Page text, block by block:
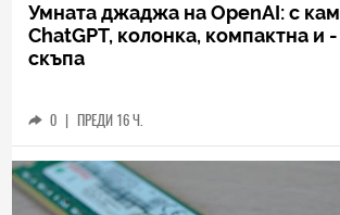
Умната джаджа на OpenAI: с
ChatGPT, колонка, компактна и
скъпа
0 | ПРЕДИ 16 Ч.